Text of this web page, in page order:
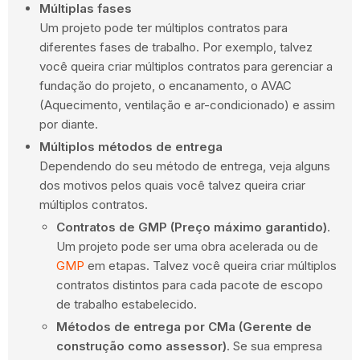
Múltiplas fases
Um projeto pode ter múltiplos contratos para
diferentes fases de trabalho. Por exemplo, talvez
você queira criar múltiplos contratos para gerenciar a
fundação do projeto, o encanamento, o AVAC
(Aquecimento, ventilação e ar-condicionado) e assim
por diante.
Múltiplos métodos de entrega
Dependendo do seu método de entrega, veja alguns
dos motivos pelos quais você talvez queira criar
múltiplos contratos.
Contratos de GMP (Preço máximo garantido).
Um projeto pode ser uma obra acelerada ou de
GMP em etapas. Talvez você queira criar múltiplos
contratos distintos para cada pacote de escopo
de trabalho estabelecido.
Métodos de entrega por CMa (Gerente de
construção como assessor). Se sua empresa